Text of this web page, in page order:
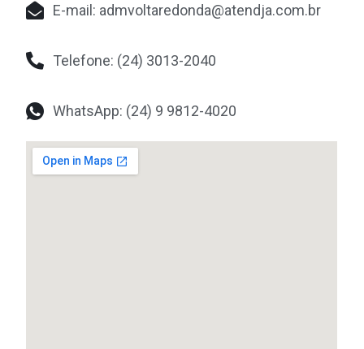
E-mail: admvoltaredonda@atendja.com.br
Telefone: (24) 3013-2040
WhatsApp: (24) 9 9812-4020